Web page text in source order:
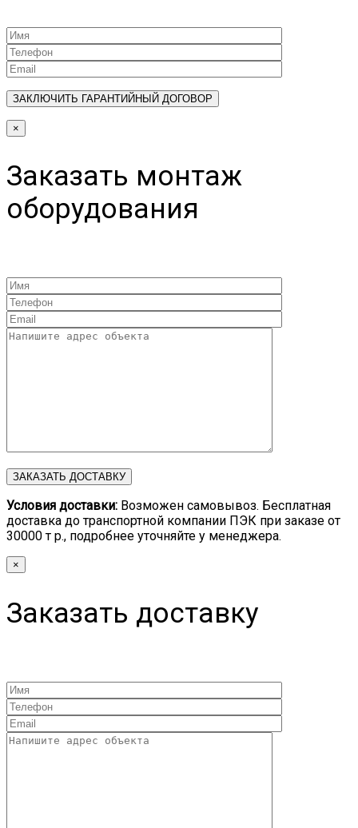
×
Заказать монтаж
оборудования
Условия доставки: Возможен самовывоз. Бесплатная
доставка до транспортной компании ПЭК при заказе от
30000 т р., подробнее уточняйте у менеджера.
×
Заказать доставку